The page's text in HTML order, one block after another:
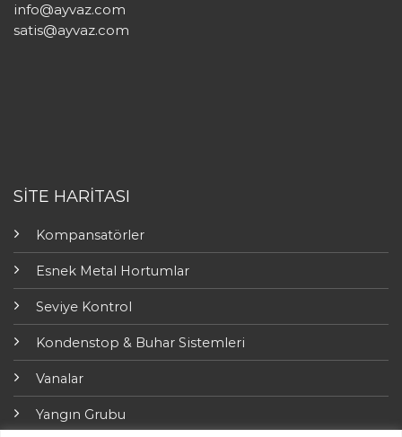
info@ayvaz.com
satis@ayvaz.com
SİTE HARİTASI
Kompansatörler
Esnek Metal Hortumlar
Seviye Kontrol
Kondenstop & Buhar Sistemleri
Vanalar
Yangın Grubu